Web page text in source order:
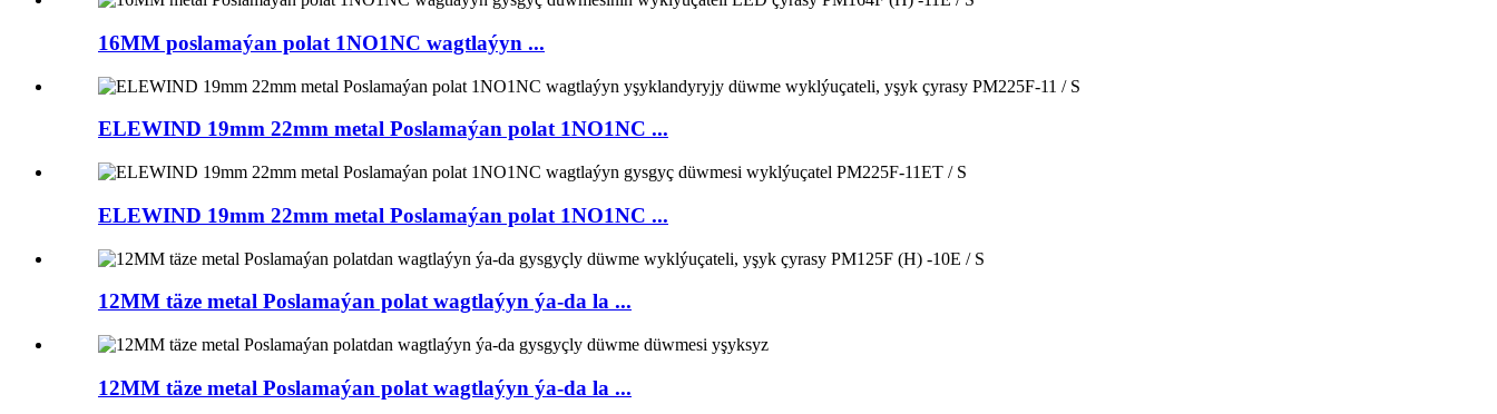
16MM poslamaýan polat 1NO1NC wagtlaýyn ...
ELEWIND 19mm 22mm metal Poslamaýan polat 1NO1NC ...
ELEWIND 19mm 22mm metal Poslamaýan polat 1NO1NC ...
12MM täze metal Poslamaýan polat wagtlaýyn ýa-da la ...
12MM täze metal Poslamaýan polat wagtlaýyn ýa-da la ...